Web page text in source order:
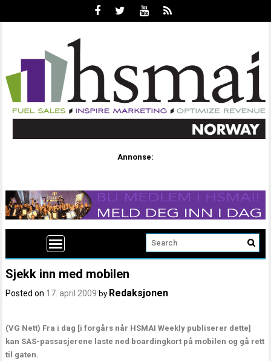
Annonse:
Sjekk inn med mobilen
Posted on 17. april 2009 by Redaksjonen
(VG Nett) Fra i dag [i forgårs når HSMAI Weekly publiserer dette]
kan SAS-passasjerene laste ned boardingkort på mobilen og gå rett
til gaten.